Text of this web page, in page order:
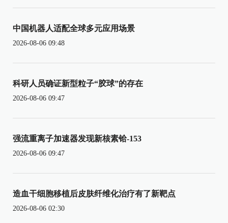
中国机器人适配全球多元应用场景
2026-08-06 09:48
科研人员确证新型粒子“胶球”的存在
2026-08-06 09:47
强流重离子加速器发现新核素铪-153
2026-08-06 09:47
造血干细胞移植后皮肤纤维化治疗有了新靶点
2026-08-06 02:30